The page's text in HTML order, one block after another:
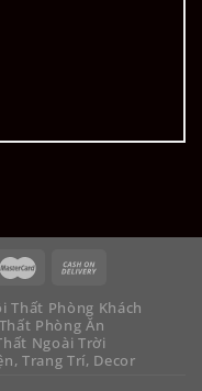
Thất Phòng Khách
Phòng Ăn
Ngoài Trời
Trang Trí, Decor